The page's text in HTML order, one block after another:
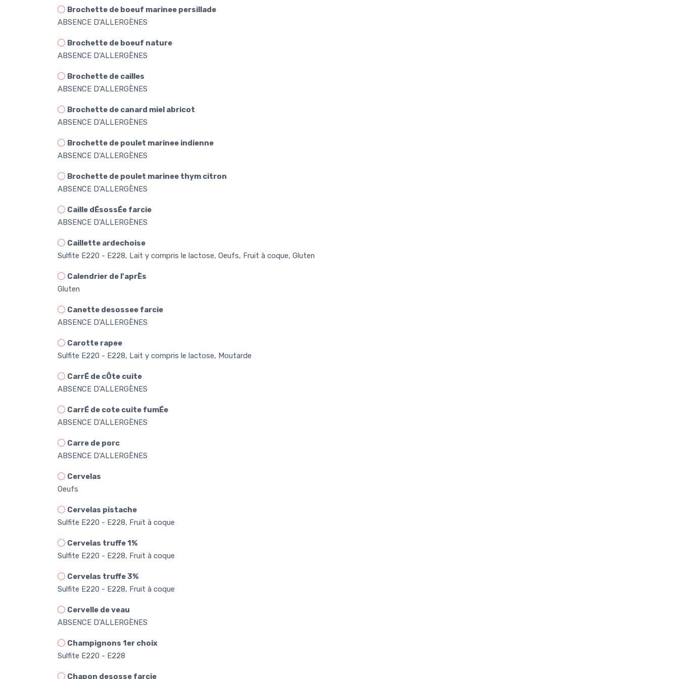
Brochette de boeuf marinee persillade
ABSENCE D'ALLERGÈNES
Brochette de boeuf nature
ABSENCE D'ALLERGÈNES
Brochette de cailles
ABSENCE D'ALLERGÈNES
Brochette de canard miel abricot
ABSENCE D'ALLERGÈNES
Brochette de poulet marinee indienne
ABSENCE D'ALLERGÈNES
Brochette de poulet marinee thym citron
ABSENCE D'ALLERGÈNES
Caille dÉsossÉe farcie
ABSENCE D'ALLERGÈNES
Caillette ardechoise
Sulfite E220 - E228, Lait y compris le lactose, Oeufs, Fruit à coque, Gluten
Calendrier de l'aprÈs
Gluten
Canette desossee farcie
ABSENCE D'ALLERGÈNES
Carotte rapee
Sulfite E220 - E228, Lait y compris le lactose, Moutarde
CarrÉ de cÔte cuite
ABSENCE D'ALLERGÈNES
CarrÉ de cote cuite fumÉe
ABSENCE D'ALLERGÈNES
Carre de porc
ABSENCE D'ALLERGÈNES
Cervelas
Oeufs
Cervelas pistache
Sulfite E220 - E228, Fruit à coque
Cervelas truffe 1%
Sulfite E220 - E228, Fruit à coque
Cervelas truffe 3%
Sulfite E220 - E228, Fruit à coque
Cervelle de veau
ABSENCE D'ALLERGÈNES
Champignons 1er choix
Sulfite E220 - E228
Chapon desosse farcie